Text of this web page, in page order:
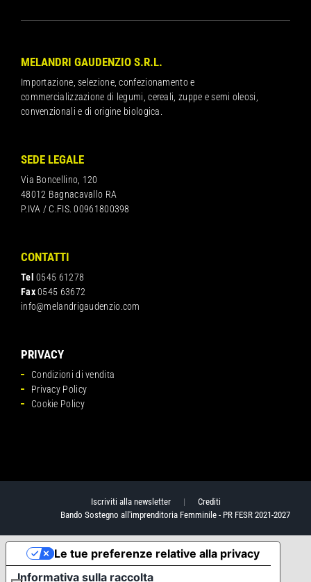
MELANDRI GAUDENZIO S.R.L.
Importazione, selezione, confezionamento e
commercializzazione di legumi, cereali, zuppe e semi oleosi,
convenzionali e di origine biologica.
SEDE LEGALE
Via Boncellino, 120
48012 Bagnacavallo RA
P.IVA / C.FIS. 00961800398
CONTATTI
Tel 0545 61278
Fax0545 63672
info@melandrigaudenzio.com
PRIVACY
Condizioni di vendita
Privacy Policy
Cookie Policy
Iscriviti alla newsletter| Crediti
Bando Sostegno all'imprenditoria Femminile - PR FESR 2021-2027
Informativa sulla raccolta
Le tue preferenze relative alla privacy